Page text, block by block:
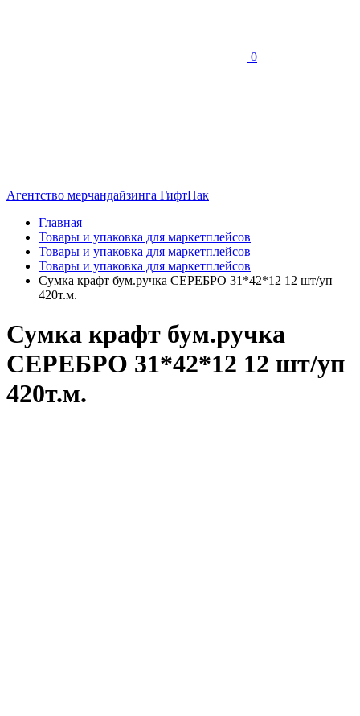
0
Агентство мерчандайзинга ГифтПак
Главная
Товары и упаковка для маркетплейсов
Товары и упаковка для маркетплейсов
Товары и упаковка для маркетплейсов
Сумка крафт бум.ручка СЕРЕБРО 31*42*12 12 шт/уп
420т.м.
Сумка крафт бум.ручка
СЕРЕБРО 31*42*12 12 шт/уп
420т.м.